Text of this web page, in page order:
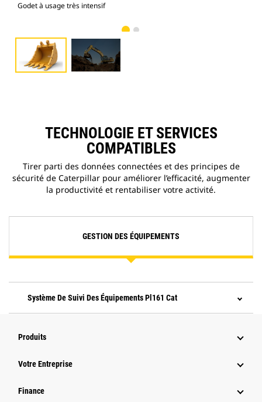
Godet à usage très intensif
TECHNOLOGIE ET SERVICES
COMPATIBLES
Tirer parti des données connectées et des principes de
sécurité de Caterpillar pour améliorer l’efficacité, augmenter
la productivité et rentabiliser votre activité.
GESTION DES ÉQUIPEMENTS
Système De Suivi Des Équipements Pl161 Cat
Produits
Votre Entreprise
Finance